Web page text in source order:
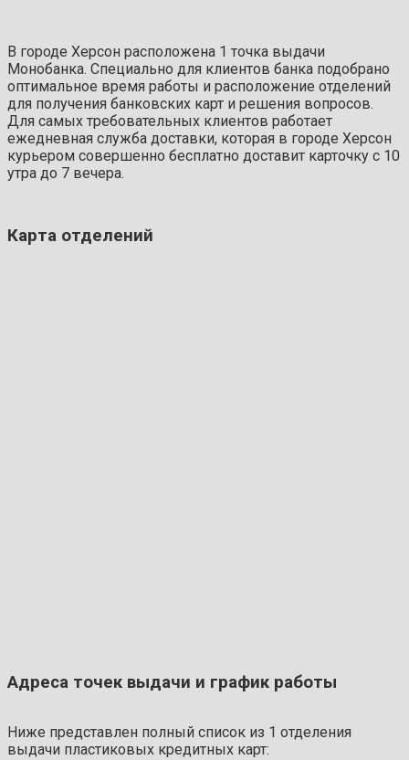
В городе Херсон расположена 1 точка выдачи
Монобанка. Специально для клиентов банка подобрано
оптимальное время работы и расположение отделений
для получения банковских карт и решения вопросов.
Для самых требовательных клиентов работает
ежедневная служба доставки, которая в городе Херсон
курьером совершенно бесплатно доставит карточку с 10
утра до 7 вечера.
Карта отделений
Адреса точек выдачи и график работы
Ниже представлен полный список из 1 отделения
выдачи пластиковых кредитных карт: